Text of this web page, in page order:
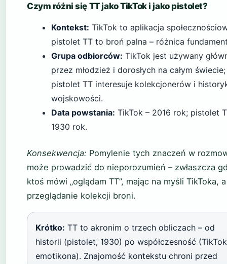
Czym różni się TT jako TikTok i jako pistolet?
Kontekst: TikTok to aplikacja
pistolet TT to broń palna – różnica
Grupa odbiorców: TikTok jest używany
przez młodzież i dorosłych na całym świecie;
pistolet TT interesuje kolekcjonerów i
wojskowości.
Data powstania: TikTok – 2016 rok; pistolet
1930 rok.
Konsekwencja: Pomylenie tych znaczeń w
może prowadzić do nieporozumień – zwłaszcza
ktoś mówi „oglądam TT”, mając na myśli TikToka,
przeglądanie kolekcji broni.
Krótko: TT to akronim o trzech obliczach – od
historii (pistolet, 1930) po współczesność
emotikona). Znajomość kontekstu chroni przed